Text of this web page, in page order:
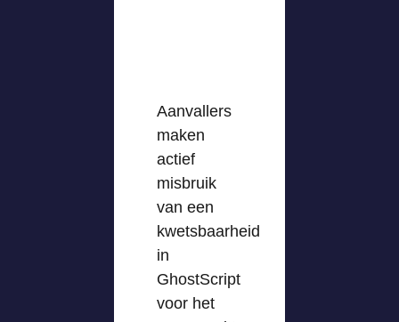
Aanvallers
maken
actief
misbruik
van een
kwetsbaarheid
in
GhostScript
voor het